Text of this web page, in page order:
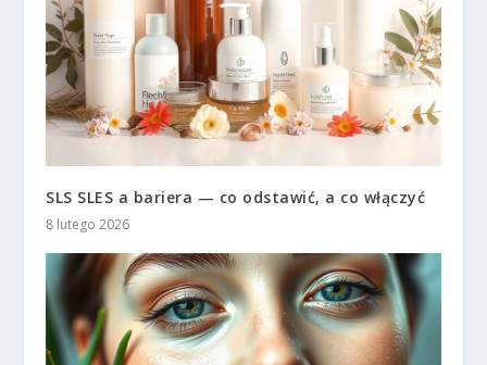
SLS SLES a bariera — co odstawić, a co włączyć
8 lutego 2026